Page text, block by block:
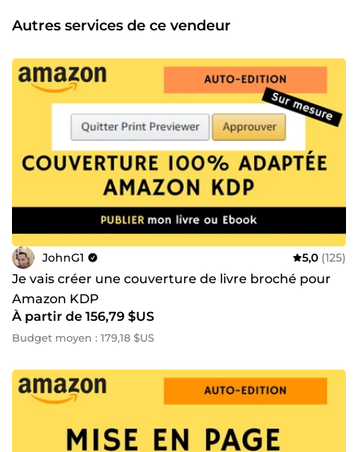
Disponible 6j/7 👉 Cliquez sur &quot;Me contacter&quot; et
on discute de vos objectifs, pour trouver ensemble la
Autres services de ce vendeur
JohnG1 5,0 (125)
Je vais créer une couverture de livre broché pour
Amazon KDP
À partir de 156,79 $US
Budget moyen : 179,18 $US